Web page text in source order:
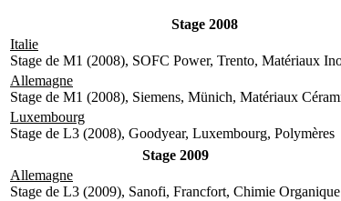
Stage 2008
Italie
Stage de M1 (2008), SOFC Power, Trento, Matériaux
Allemagne
Stage de M1 (2008), Siemens, Münich, Matériaux
Luxembourg
Stage de L3 (2008), Goodyear, Luxembourg, Polymères
Stage 2009
Allemagne
Stage de L3 (2009), Sanofi, Francfort, Chimie Organique